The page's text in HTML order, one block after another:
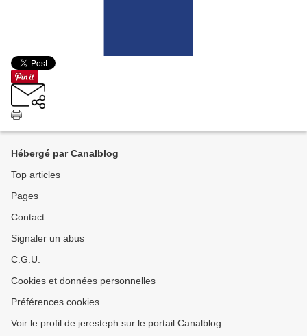
Hébergé par Canalblog
Top articles
Pages
Contact
Signaler un abus
C.G.U.
Cookies et données personnelles
Préférences cookies
Voir le profil de jeresteph sur le portail Canalblog